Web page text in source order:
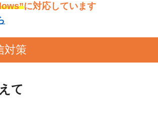
に対応しています
対策
て